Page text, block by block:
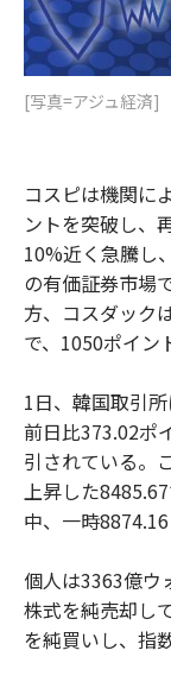
[写真=アジュ経済]
コスピは機関に
ントを突破し、
10%近く急騰し
の有価証券市場
方、コスダック
で、1050ポイン
1日、韓国取引
前日比373.02ポ
引されている。
上昇した
中、一時
個人は3363億ウ
株式を純売却し
を純買いし、指